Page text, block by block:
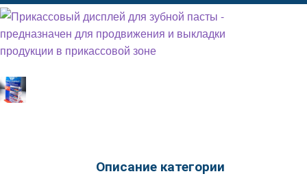
Описание категории